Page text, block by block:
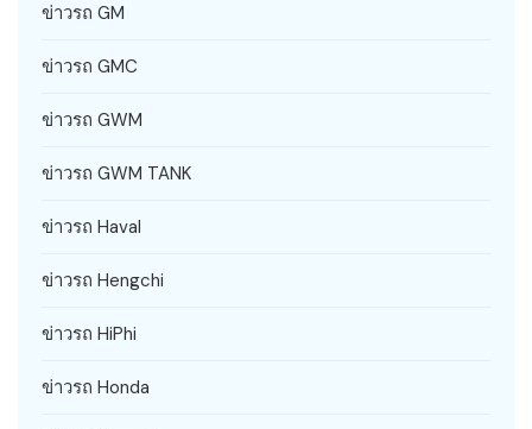
ข่าวรถ GM
ข่าวรถ GMC
ข่าวรถ GWM
ข่าวรถ GWM TANK
ข่าวรถ Haval
ข่าวรถ Hengchi
ข่าวรถ HiPhi
ข่าวรถ Honda